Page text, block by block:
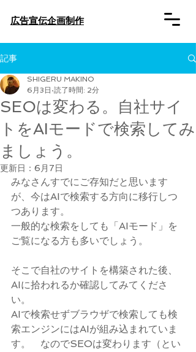
​広告宣伝企画制作
記事
SEOは変わる。自社サイ
トをAIモードで検索してみ
ましょう。
SHIGERU MAKINO
6月3日 読了時間: 2分
更新日： 6月7日
みなさんすでにご存知だと思います
が、今はAIで検索する方向に移行しつ
つあります。
一般的な検索をしても「AIモード」を
ご覧になる方も多いでしょう。
そこで自社のサイトを構築された後、
AIに拾われるか確認してみてくださ
い。
AIで検索せずブラウザで検索しても検
索エンジンにはAIが組み込まれていま
す。　なのでSEOは変わります（とい